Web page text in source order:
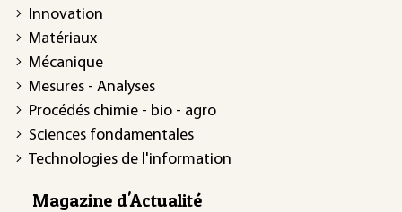
Innovation
Matériaux
Mécanique
Mesures - Analyses
Procédés chimie - bio - agro
Sciences fondamentales
Technologies de l'information
Magazine d'Actualité